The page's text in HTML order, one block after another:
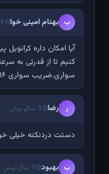
ب بهنام امینی خوا 9 سال پیش
آیا امکان داره
کنیم تا از قدرتی به
سواری.ضریب سواری ۱۶×۶۸و ضریب وانت۱۷×۷۰ هست
ر رضا 9 سال پیش
دستت دردنکنه خیلی
ب بهبود 9 سال پیش